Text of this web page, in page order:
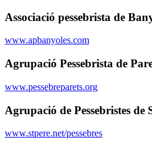
Associació pessebrista de
www.apbanyoles.com
Agrupació Pessebrista de
www.pessebreparets.org
Agrupació de Pessebristes de
www.stpere.net/pessebres